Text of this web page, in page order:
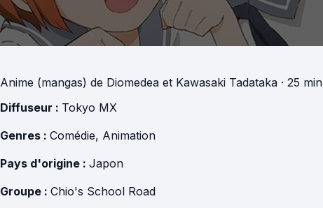
Anime (mangas) de Diomedea et Kawasaki Tadataka · 25 min
Diffuseur : Tokyo MX
Genres : Comédie, Animation
Pays d'origine : Japon
Groupe : Chio's School Road